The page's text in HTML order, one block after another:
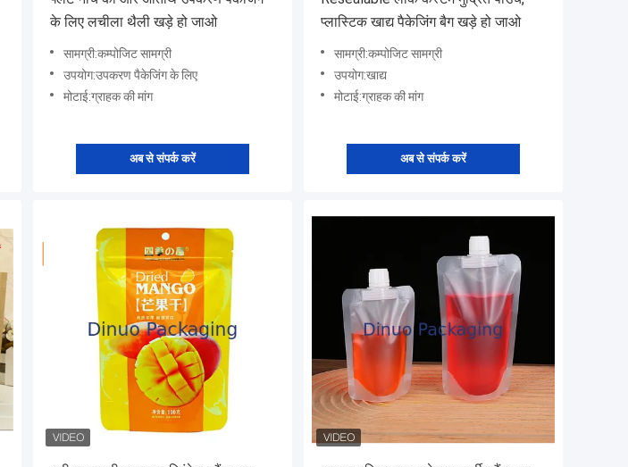
के लिए लचीला थैली खड़े हो जाओ
सामग्री:कम्पोजिट सामग्री
उपयोग:उपकरण पैकेजिंग के लिए
मोटाई:ग्राहक की मांग
अब से संपर्क करें
प्लास्टिक खाद्य पैकेजिंग बैग खड़े हो जाओ
सामग्री:कम्पोजिट सामग्री
उपयोग:खाद्य
मोटाई:ग्राहक की मांग
अब से संपर्क करें